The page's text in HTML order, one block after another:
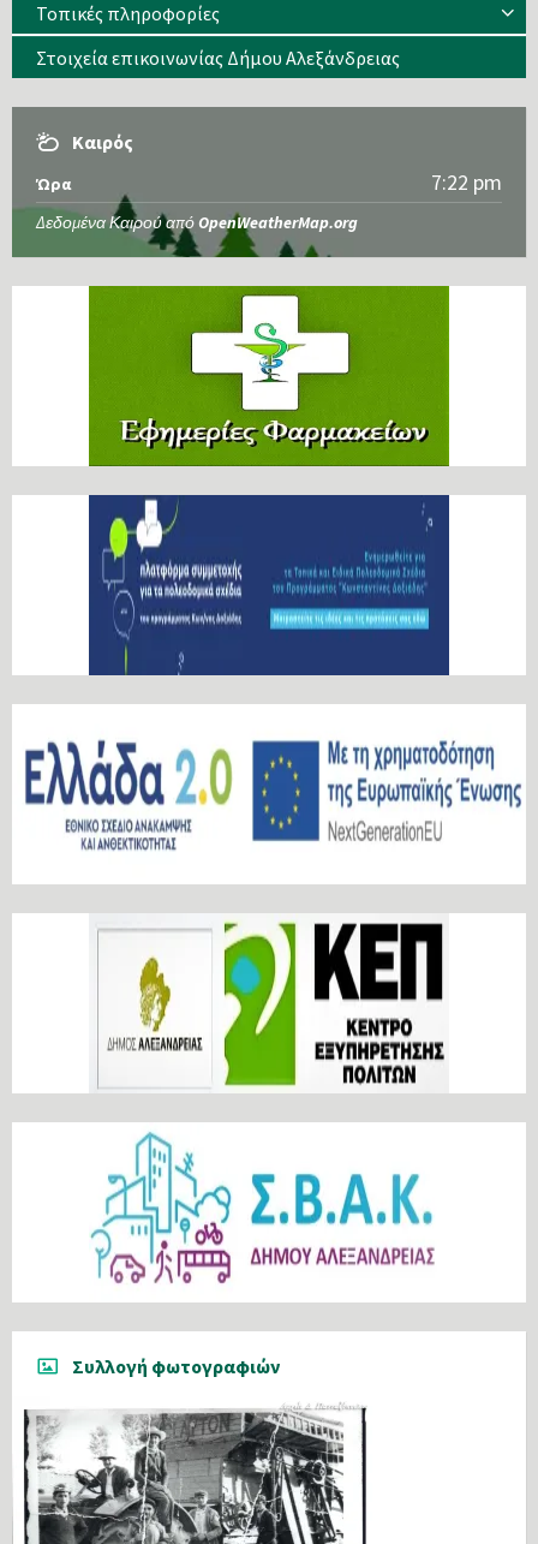
Τοπικές πληροφορίες
Στοιχεία επικοινωνίας Δήμου Αλεξάνδρειας
Καιρός
Ώρα 7:22 pm
Δεδομένα Καιρού από OpenWeatherMap.org
Συλλογή φωτογραφιών